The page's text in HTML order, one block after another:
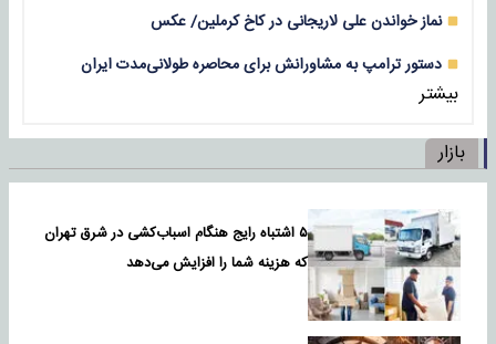
نماز خواندن علی لاریجانی در کاخ کرملین/ عکس
دستور ترامپ به مشاورانش برای محاصره طولانی‌مدت ایران
بیشتر
بازار
۵ اشتباه رایج هنگام اسباب‌کشی در شرق تهران
که هزینه شما را افزایش می‌دهد